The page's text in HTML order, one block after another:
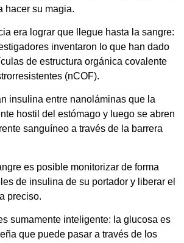
hacer su magia.
era lograr que llegue hasta la sangre:
inventaron lo que han dado
de estructura orgánica covalente
(nCOF).
insulina entre nanoláminas que la
hostil del estómago y luego se abren
sanguíneo a través de la barrera
es posible monitorizar de forma
de insulina de su portador y liberar el
preciso.
sumamente inteligente: la glucosa es
que puede pasar a través de los